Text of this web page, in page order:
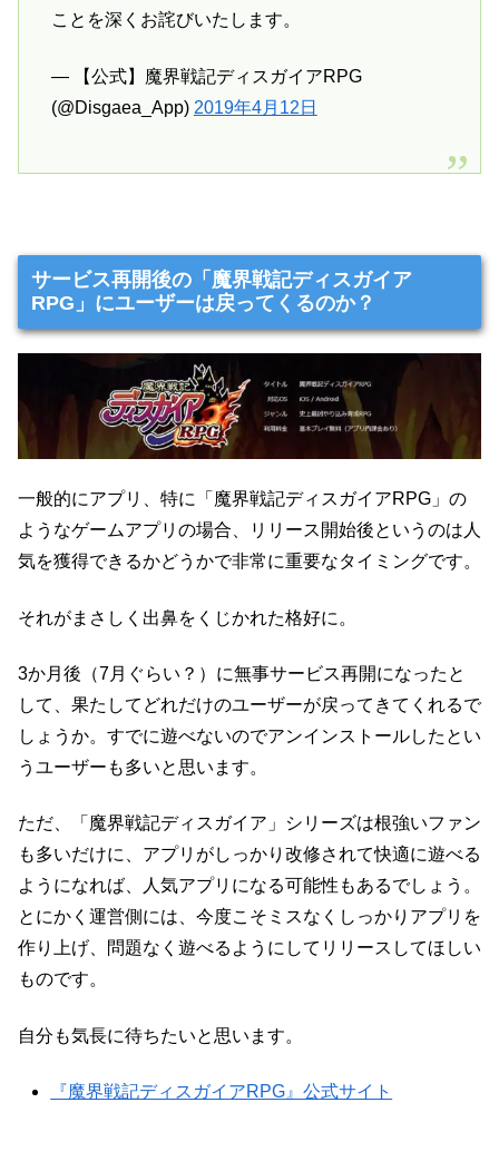
ことを深くお詫びいたします。
— 【公式】魔界戦記ディスガイアRPG
(@Disgaea_App) 2019年4月12日
サービス再開後の「魔界戦記ディスガイア
RPG」にユーザーは戻ってくるのか？
一般的にアプリ、特に「魔界戦記ディスガイアRPG」の
ようなゲームアプリの場合、リリース開始後というのは人
気を獲得できるかどうかで非常に重要なタイミングです。
それがまさしく出鼻をくじかれた格好に。
3か月後（7月ぐらい？）に無事サービス再開になったと
して、果たしてどれだけのユーザーが戻ってきてくれるで
しょうか。すでに遊べないのでアンインストールしたとい
うユーザーも多いと思います。
ただ、「魔界戦記ディスガイア」シリーズは根強いファン
も多いだけに、アプリがしっかり改修されて快適に遊べる
ようになれば、人気アプリになる可能性もあるでしょう。
とにかく運営側には、今度こそミスなくしっかりアプリを
作り上げ、問題なく遊べるようにしてリリースしてほしい
ものです。
自分も気長に待ちたいと思います。
『魔界戦記ディスガイアRPG』公式サイト